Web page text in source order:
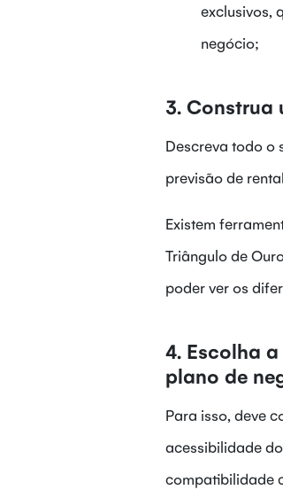
exclusivos,
negócio;
3. Construa
Descreva todo o
previsão de
Existem
Triângulo de
poder ver os
4. Escolha
plano de
Para isso, deve
acessibilidade
compatibilidade